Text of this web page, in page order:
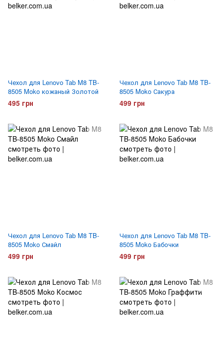
Чехол для Lenovo Tab M8 TB-
8505 Moko кожаный Золотой
495 грн
Чехол для Lenovo Tab M8 TB-
8505 Moko Сакура
499 грн
Чехол для Lenovo Tab M8 TB-
8505 Moko Смайл
499 грн
Чехол для Lenovo Tab M8 TB-
8505 Moko Бабочки
499 грн